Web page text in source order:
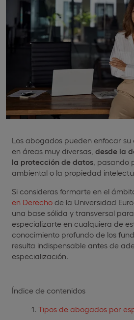
Los abogados pueden enfocar
en áreas muy diversas, desde la
la protección de datos , pasando
ambiental o la propiedad
Si consideras formarte en el
en Derecho de la Universidad
una base sólida y transversal
especializarte en cualquiera de
conocimiento profundo de los
resulta indispensable antes de
especialización.
Índice de contenidos
Tipos de abogados por